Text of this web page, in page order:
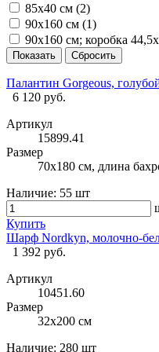
85х40 см (2)
90х160 см (1)
90х160 см; коробка
Палантин Gorgeous,
6 120 руб.
Артикул
15899.41
Размер
70х180 см, длина
Наличие: 55 шт
Купить
Шарф Nordkyn, молочно-
1 392 руб.
Артикул
10451.60
Размер
32х200 см
Наличие: 280 шт